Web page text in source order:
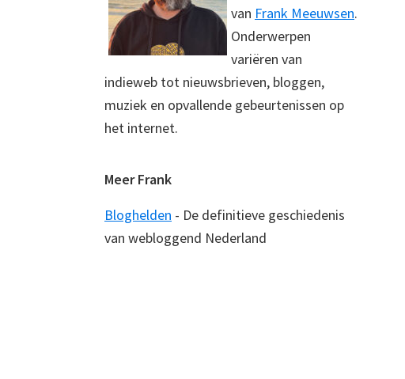
van Frank Meeuwsen.
Onderwerpen
variëren van
indieweb tot nieuwsbrieven, bloggen,
muziek en opvallende gebeurtenissen op
het internet.
Meer Frank
Bloghelden - De definitieve geschiedenis
van webloggend Nederland